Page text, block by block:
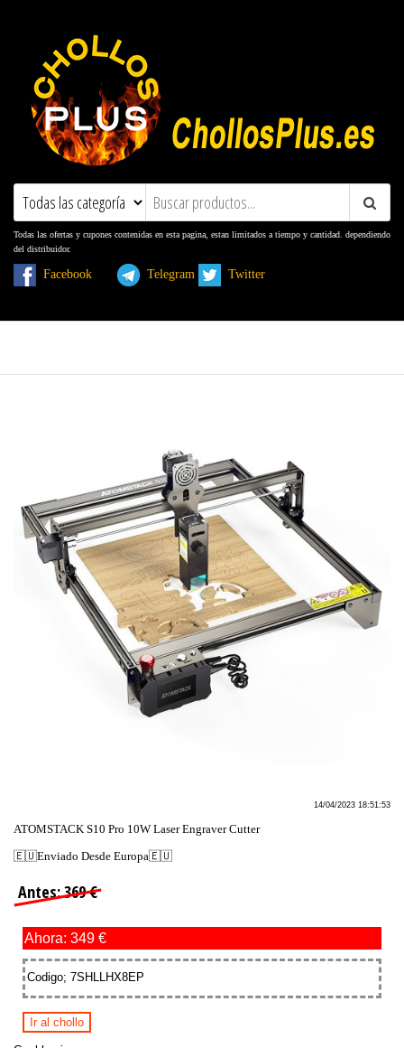
ChollosPlus.es
Ofertas, Promociones, Descuentos y
Todas las ofertas y cupones contenidas en esta pagina, estan limitados a tiempo y cantidad. dependiendo
del distribuidor.
Facebook Telegram Twitter
14/04/2023 18:51:53
ATOMSTACK S10 Pro 10W Laser Engraver Cutter
🇪🇺Enviado Desde Europa🇪🇺
Antes: 369 €
Ahora: 349 €
Codigo; 7SHLLHX8EP
Ir al chollo